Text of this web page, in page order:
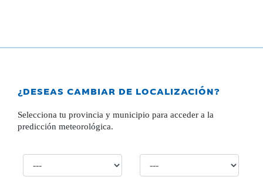
¿DESEAS CAMBIAR DE LOCALIZACIÓN?
Selecciona tu provincia y municipio para acceder a la
predicción meteorológica.